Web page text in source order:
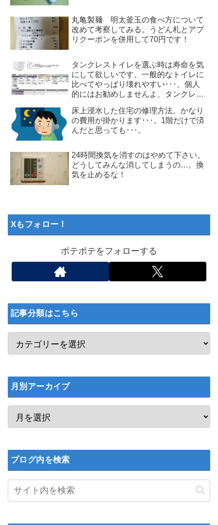
丸亀製麺 明太釜玉の食べ方について
改めて考察してみる。うどん札とアプ
リクーポンを併用して70円です！
タンクレストイレを選ぶ時は寿命を気
にして欲しいです。一般的なトイレに
比べてやっぱり壊れやすい･･･。個人
的にはお勧めしませんよ、タンクレス
床上浸水した住宅の修理方法。かなり
の費用が掛かります･･･。1階だけで済
んだと思っても･･･。
24時間換気を消すのはやめて下さい。
どうしてみんな消してしまうの…。換
気を止めるな！
Xもフォロー！
ポテポテをフォローする
記事分類はこちら
月別アーカイブ
ブログ内を検索